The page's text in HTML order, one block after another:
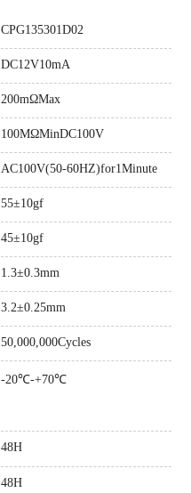
CPG135301D02
DC12V10mA
200mΩMax
100MΩMinDC100V
AC100V(50-60HZ)for1Minute
55±10gf
45±10gf
1.3±0.3mm
3.2±0.25mm
50,000,000Cycles
-20℃-+70℃
48H
48H